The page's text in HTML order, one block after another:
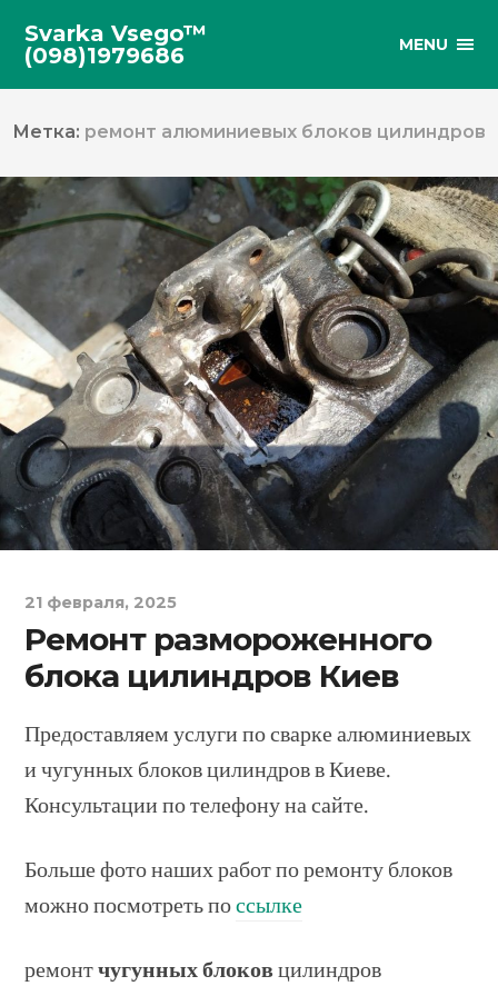
Svarka Vsego™
(098)1979686
MENU
Метка: ремонт алюминиевых блоков цилиндров
21 февраля, 2025
Ремонт размороженного
блока цилиндров Киев
Предоставляем услуги по сварке алюминиевых
и чугунных блоков цилиндров в Киеве.
Консультации по телефону на сайте.
Больше фото наших работ по ремонту блоков
можно посмотреть поссылке
ремонтчугунных блоковцилиндров